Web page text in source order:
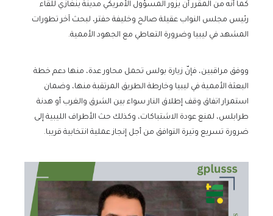
كما أنه من المقرر أن يزور المسؤول الأمريكي مدينة بنغازي للقاء
رئيس مجلس النواب عقيلة صالح وخليفة حفتر، لبحث آخر تطورات
المشهد في ليبيا وضرورة التعاطي مع الجهود الأممية.
ووفق مراقبين، فإنّ زيارة بولس تحمل محاور عدة، منها دعم خطة
البعثة الأممية في ليبيا وخارطة الطريق المرتقبة منها، وضمان
استمرار اتفاق وقف إطلاق النار سواء بين الشرق والغرب أو هدنة
طرابلس، لمنع عودة الاشتباكات، وكذلك حث الأطراف الليبية إلى
ضرورة تسريع وتيرة التوافق من أجل إنجاز عملية انتخابية قريبا.